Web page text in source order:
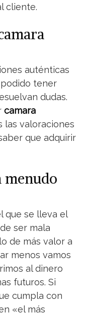
cliente.
auténticas
tener
dudas.
camara
las valoraciones
que adquirir
menudo
que se lleva el
ser mala
de más valor a
menos vamos
al dinero
futuros. Si
cumpla con
«el más